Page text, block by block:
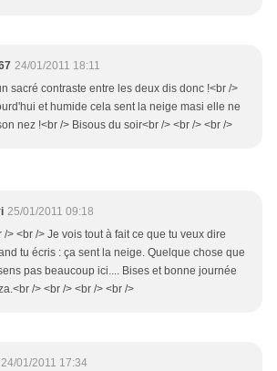
24/01/2011 18:11
sacré contraste entre les deux dis donc !<br />
et humide cela sent la neige masi elle ne
nez !<br /> Bisous du soir<br /> <br /> <br />
25/01/2011 09:18
/> <br /> Je vois tout à fait ce que tu veux dire
tu écris : ça sent la neige. Quelque chose que
pas beaucoup ici.... Bises et bonne journée
/> <br /> <br /> <br />
24/01/2011 17:34